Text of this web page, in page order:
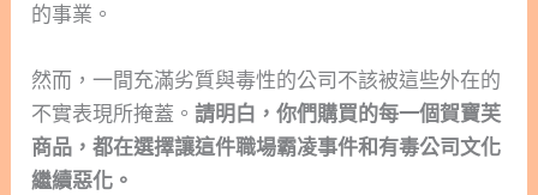
的事業。
然而，一間充滿劣質與毒性的公司不該被這些外在的
不實表現所掩蓋。請明白，你們購買的每一個賀寶芙
商品，都在選擇讓這件職場霸凌事件和有毒公司文化
繼續惡化。